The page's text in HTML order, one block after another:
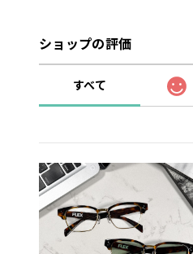
ショップの評価
すべて